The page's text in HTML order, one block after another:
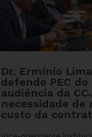
Dr. Ermínio
defende PEC
audiência da
necessidade de
custo da